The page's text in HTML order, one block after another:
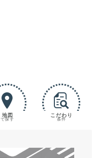
地図
で探す
こだわり
条件